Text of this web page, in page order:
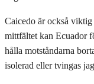
Caicedo är också
mittfältet kan Ecuador
hålla motståndarna
isolerad eller tvingas